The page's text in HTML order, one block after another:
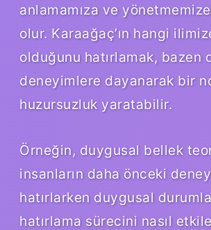
anlamamıza ve yönetmemize
olur. Karaağaç’ın hangi
olduğunu hatırlamak, bazen
deneyimlere dayanarak bir
huzursuzluk yaratabilir.
Örneğin, duygusal bellek
insanların daha önceki
hatırlarken duygusal
hatırlama sürecini nasıl